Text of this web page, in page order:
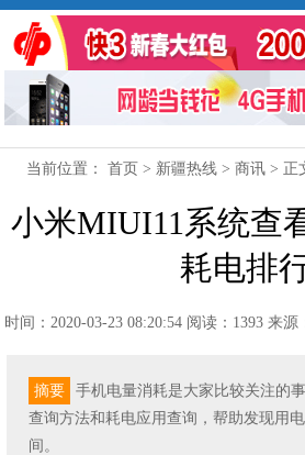
当前位置：首页 > 新疆热线 >商讯 > 正
小米MIUI11系统查
耗电排
时间：2020-03-23 08:20:54 阅读：1393 来源
摘要
手机电量消耗是大家比较关注的
查询方法和耗电应用查询，帮助发现用
间。